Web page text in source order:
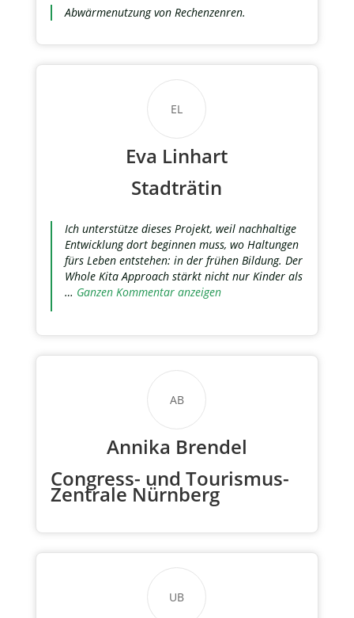
Abwärmenutzung von Rechenzenren.
EL
Eva Linhart
Stadträtin
Ich unterstütze dieses Projekt, weil nachhaltige
Entwicklung dort beginnen muss, wo Haltungen
fürs Leben entstehen: in der frühen Bildung. Der
Whole Kita Approach stärkt nicht nur Kinder als
… Ganzen Kommentar anzeigen
AB
Annika Brendel
Congress- und Tourismus-
Zentrale Nürnberg
UB